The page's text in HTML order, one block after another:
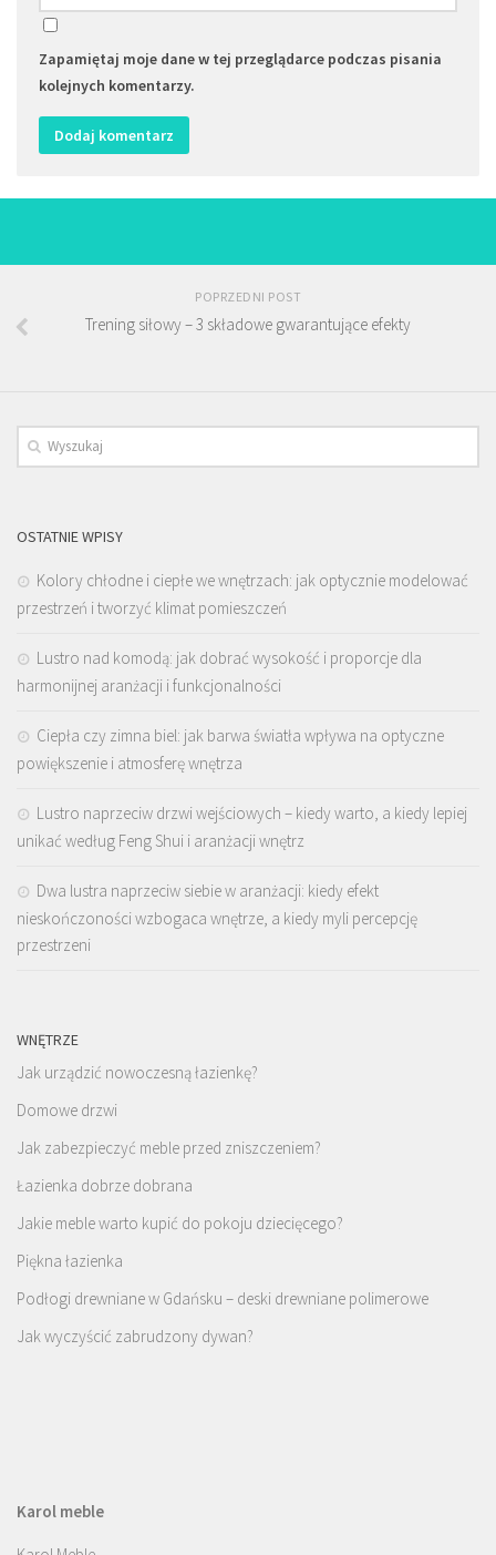
Zapamiętaj moje dane w tej przeglądarce podczas pisania
kolejnych komentarzy.
POPRZEDNI POST
Trening siłowy – 3 składowe gwarantujące efekty
OSTATNIE WPISY
Kolory chłodne i ciepłe we wnętrzach: jak optycznie modelować
przestrzeń i tworzyć klimat pomieszczeń
Lustro nad komodą: jak dobrać wysokość i proporcje dla
harmonijnej aranżacji i funkcjonalności
Ciepła czy zimna biel: jak barwa światła wpływa na optyczne
powiększenie i atmosferę wnętrza
Lustro naprzeciw drzwi wejściowych – kiedy warto, a kiedy lepiej
unikać według Feng Shui i aranżacji wnętrz
Dwa lustra naprzeciw siebie w aranżacji: kiedy efekt
nieskończoności wzbogaca wnętrze, a kiedy myli percepcję
przestrzeni
WNĘTRZE
Jak urządzić nowoczesną łazienkę?
Domowe drzwi
Jak zabezpieczyć meble przed zniszczeniem?
Łazienka dobrze dobrana
Jakie meble warto kupić do pokoju dziecięcego?
Piękna łazienka
Podłogi drewniane w Gdańsku – deski drewniane polimerowe
Jak wyczyścić zabrudzony dywan?
Karol meble